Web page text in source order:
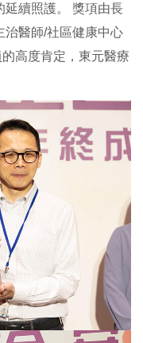
延續照護。 獎項由長
治醫師/社區健康中心
高度肯定，東元醫療